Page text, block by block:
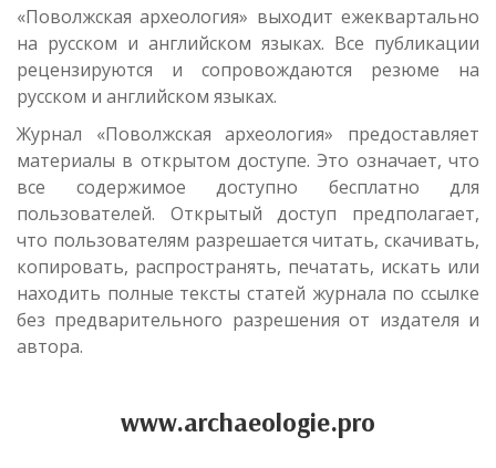
«Поволжская археология» выходит ежеквартально
на русском и английском языках. Все публикации
рецензируются и сопровождаются резюме на
русском и английском языках.
Журнал «Поволжская археология» предоставляет
материалы в открытом доступе. Это означает, что
все содержимое доступно бесплатно для
пользователей. Открытый доступ предполагает,
что пользователям разрешается читать, скачивать,
копировать, распространять, печатать, искать или
находить полные тексты статей журнала по ссылке
без предварительного разрешения от издателя и
автора.
www.archaeologie.pro